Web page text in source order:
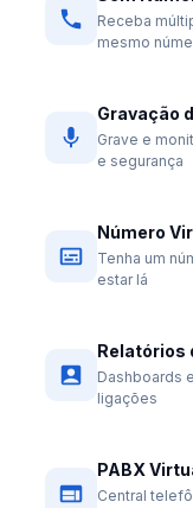
Receba
mesmo
Gravação
Grave e
e segurança
Número
Tenha um
estar lá
Relatórios
Dashboards
ligações
PABX
Central